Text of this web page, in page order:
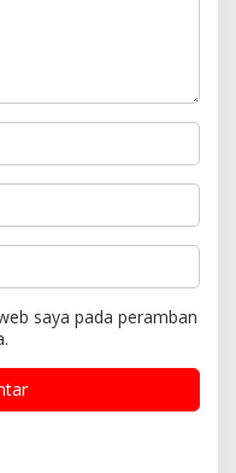
saya pada peramban